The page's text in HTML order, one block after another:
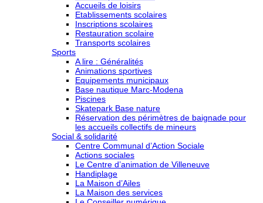
Accueils de loisirs
Etablissements scolaires
Inscriptions scolaires
Restauration scolaire
Transports scolaires
Sports
A lire : Généralités
Animations sportives
Equipements municipaux
Base nautique Marc-Modena
Piscines
Skatepark Base nature
Réservation des périmètres de baignade pour
les accueils collectifs de mineurs
Social & solidarité
Centre Communal d’Action Sociale
Actions sociales
Le Centre d’animation de Villeneuve
Handiplage
La Maison d’Ailes
La Maison des services